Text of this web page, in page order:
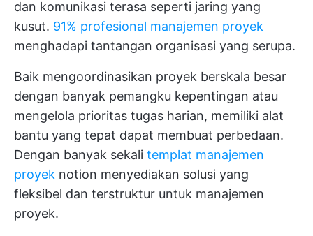
dan komunikasi terasa seperti jaring yang
kusut. 91% profesional manajemen proyek
menghadapi tantangan organisasi yang serupa.
Baik mengoordinasikan proyek berskala besar
dengan banyak pemangku kepentingan atau
mengelola prioritas tugas harian, memiliki alat
bantu yang tepat dapat membuat perbedaan.
Dengan banyak sekali templat manajemen
proyek notion menyediakan solusi yang
fleksibel dan terstruktur untuk manajemen
proyek.